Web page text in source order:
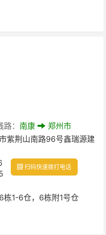
： 南康
郑州市
紫荆山南路96号鑫瑞源建
扫码快速拨打电话
栋1-6仓，6栋附1号仓